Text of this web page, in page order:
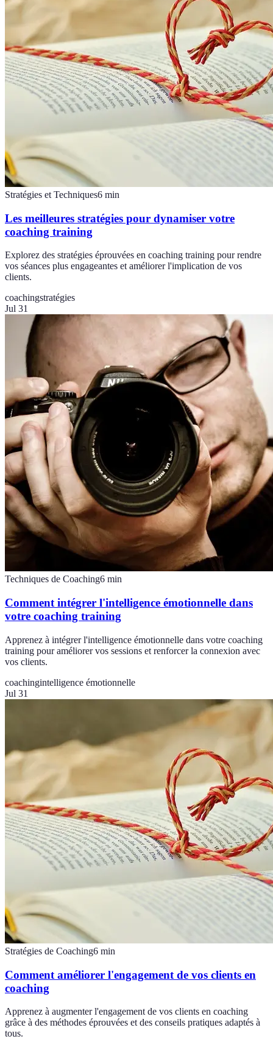
Stratégies et Techniques6 min
Les meilleures stratégies pour dynamiser votre
coaching training
Explorez des stratégies éprouvées en coaching training pour rendre
vos séances plus engageantes et améliorer l'implication de vos
clients.
coachingstratégies
Jul 31
Techniques de Coaching6 min
Comment intégrer l'intelligence émotionnelle dans
votre coaching training
Apprenez à intégrer l'intelligence émotionnelle dans votre coaching
training pour améliorer vos sessions et renforcer la connexion avec
vos clients.
coachingintelligence émotionnelle
Jul 31
Stratégies de Coaching6 min
Comment améliorer l'engagement de vos clients en
coaching
Apprenez à augmenter l'engagement de vos clients en coaching
grâce à des méthodes éprouvées et des conseils pratiques adaptés à
tous.